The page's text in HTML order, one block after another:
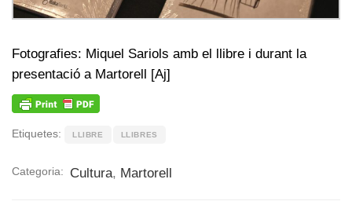
Fotografies: Miquel Sariols amb el llibre i durant la
presentació a Martorell [Aj]
Etiquetes: LLIBRE LLIBRES
Categoria: Cultura, Martorell